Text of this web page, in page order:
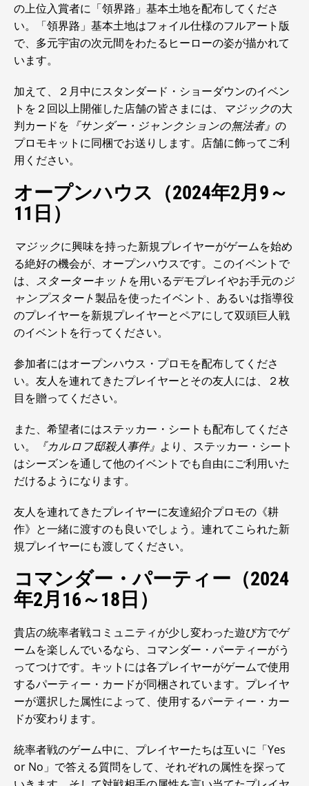
の上位入賞者に「領界路」基本土地を配布してくださ
い。「領界路」基本土地はフォイル仕様のフルアート版
で、多元宇宙の次元間をわたるヒーローの姿が描かれて
います。
加えて、２月中にスタンダード・ショーダウンのイベン
トを２回以上開催した店舗の皆さまには、
マジックの大
判カードを 『サンダー・ジャンクションの無法者』 の
プロモキットに同梱でお送りします。店舗に飾ってご利
用ください。
オープンハウス（2024年2月9～
11日）
マジックに興味を持った新規プレイヤーがゲームを始め
る絶好の機会が、オープンハウスです。このイベントで
は、 スターターキット を用いるデモプレイやお手元のジ
ャンプスタート製品を使ったイベント、あるいは指導役
のプレイヤーを新規プレイヤーとペアにして双頭巨人戦
のイベントを行ってください。
参加者にはオープンハウス・プロモを配布してくださ
い。友人を連れてきたプレイヤーとその友人には、２枚
目を贈ってください。
また、希望者にはステッカー・シートも配布してくださ
い。
『カルロフ邸殺人事件』 より、ステッカー・シート
はシーズンを通して他のイベントでも自由にご利用いた
だけるようになります。
友人を連れてきたプレイヤーに友達紹介プロモの《耕
作》と一緒に渡すのも良いでしょう。連れてこられた新
規プレイヤーにも渡してください。
コマンダー・パーティー（2024
年2月16～18日）
貴店の統率者戦コミュニティが少し変わった遊び方でゲ
ームを楽しんでいるなら、コマンダー・パーティーがう
ってつけです。キットには各プレイヤーがゲームで使用
するパーティー・カードが同梱されています。プレイヤ
ーが選択した属性によって、使用するパーティー・カー
ドが変わります。
統率者戦のゲーム中に、プレイヤーたちは互いに「Yes
or No」で答える質問をして、それぞれの属性を探って